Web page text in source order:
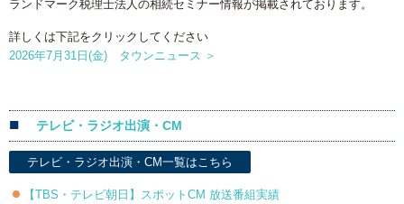
ランドマーク税理士法人の相続セミナー情報が掲載されております。
詳しくは下記をクリックしてください
2026年7月31日(金) タウンニュース ＞
テレビ・ラジオ出演・CM
テレビ・ラジオ出演・CM一覧はこちら
【TBS・テレビ朝日】スポットCM 放送番組実績